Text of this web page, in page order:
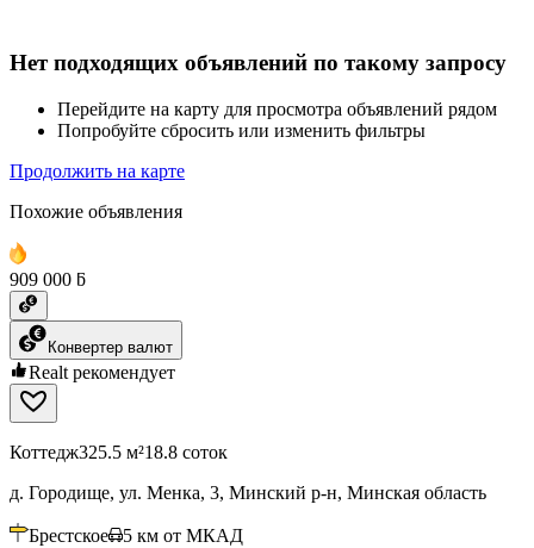
Нет подходящих объявлений по такому запросу
Перейдите на карту для просмотра объявлений рядом
Попробуйте сбросить или изменить фильтры
Продолжить на карте
Похожие объявления
909 000 ƃ
Конвертер валют
Realt рекомендует
Коттедж325.5 м²18.8 соток
д. Городище, ул. Менка, 3, Минский р-н, Минская область
Брестское 5 км от МКАД